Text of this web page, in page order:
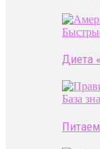
Диета
База